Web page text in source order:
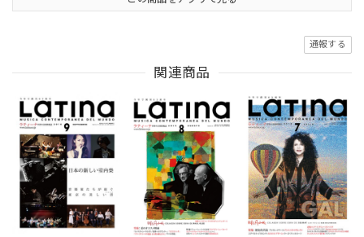
通報する
関連商品